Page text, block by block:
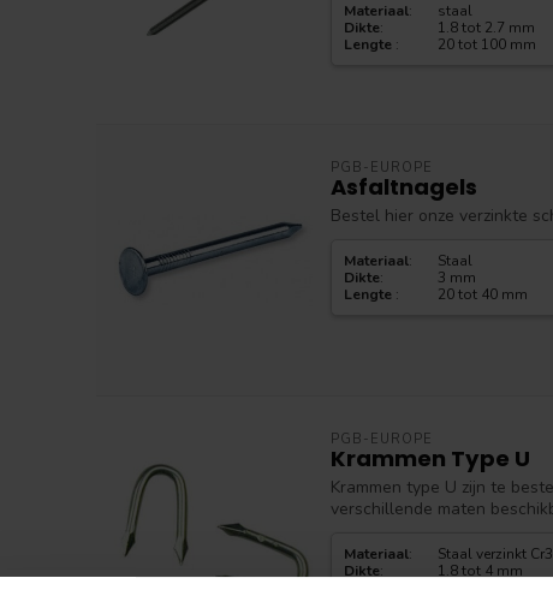
Materiaal:
staal
Dikte:
1.8 tot 2.7 mm
Lengte : 20 tot 100 mm
PGB-EUROPE
Asfaltnagels
Bestel hier onze verzinkte
Materiaal:
Staal
Dikte:
3 mm
Lengte : 20 tot 40 mm
PGB-EUROPE
Krammen Type U
Krammen type U zijn te
verschillende maten
Materiaal:
Staal verzinkt
Dikte:
1.8 tot 4 mm